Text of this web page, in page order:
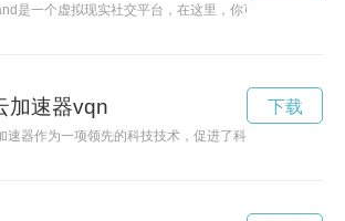
是一个虚拟现实社交平台，在这里，你可以创造自己
加速器vqn
速器作为一项领先的科技技术，促进了科学研究、商业
下载